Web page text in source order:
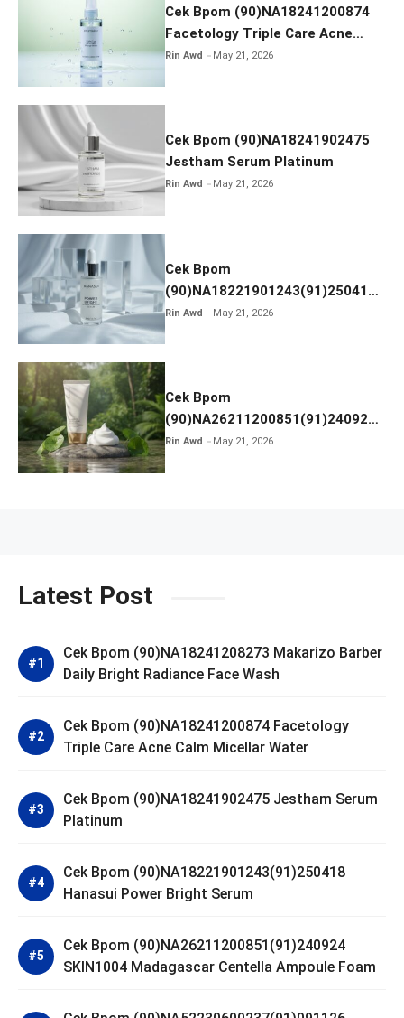
Cek Bpom (90)NA18241200874
Facetology Triple Care Acne
Calm Micellar Water
Rin Awd May 21, 2026
Cek Bpom (90)NA18241902475
Jestham Serum Platinum
Rin Awd May 21, 2026
Cek Bpom
(90)NA18221901243(91)250418
Hanasui Power Bright Serum
Rin Awd May 21, 2026
Cek Bpom
(90)NA26211200851(91)240924
SKIN1004 Madagascar Centella
Rin Awd May 21, 2026
Latest Post
Cek Bpom (90)NA18241208273 Makarizo Barber
Daily Bright Radiance Face Wash
Cek Bpom (90)NA18241200874 Facetology
Triple Care Acne Calm Micellar Water
Cek Bpom (90)NA18241902475 Jestham Serum
Platinum
Cek Bpom (90)NA18221901243(91)250418
Hanasui Power Bright Serum
Cek Bpom (90)NA26211200851(91)240924
SKIN1004 Madagascar Centella Ampoule Foam